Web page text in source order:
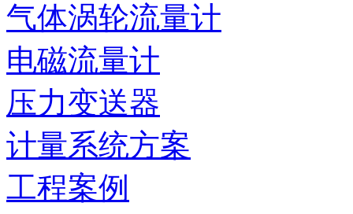
气体涡轮流量计
电磁流量计
压力变送器
计量系统方案
工程案例